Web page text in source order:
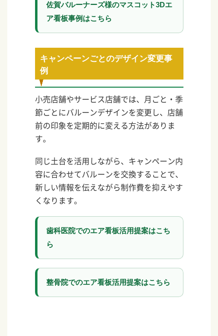
佐賀バルーナーズ様のマスコット3Dエ
ア看板事例はこちら
キャンペーンごとのデザイン変更事
例
小売店舗やサービス店舗では、月ごと・季
節ごとにバルーンデザインを変更し、店舗
前の印象を定期的に変える方法がありま
す。
同じ土台を活用しながら、キャンペーン内
容に合わせてバルーンを交換することで、
新しい情報を伝えながら制作費を抑えやす
くなります。
歯科医院でのエア看板活用提案はこち
ら
整骨院でのエア看板活用提案はこちら